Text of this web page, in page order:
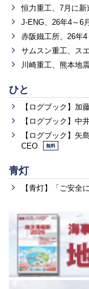
恒力重工、7月に
J-ENG、26年4～6
赤阪鐵工所、26年
サムスン重工、ス
川崎重工、熊本地
ひと
【ログブック】加
【ログブック】中
【ログブック】矢
CEO
無料
青灯
【青灯】「ご安全